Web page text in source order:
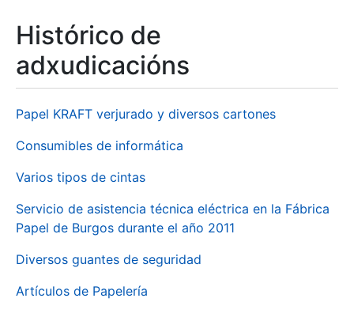
Histórico de
adxudicacións
Papel KRAFT verjurado y diversos cartones
Consumibles de informática
Varios tipos de cintas
Servicio de asistencia técnica eléctrica en la Fábrica
Papel de Burgos durante el año 2011
Diversos guantes de seguridad
Artículos de Papelería